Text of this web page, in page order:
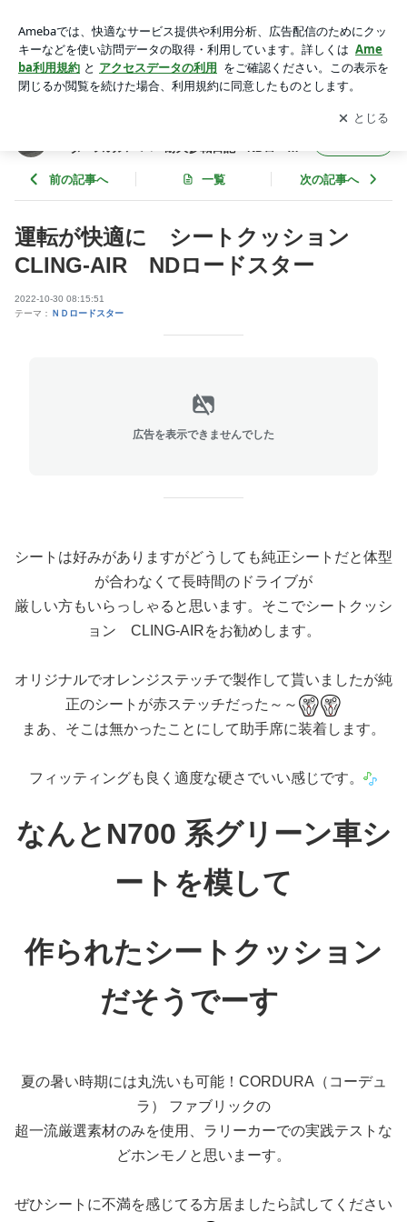
ター | 四国、愛媛にあるロードスター専門店村上モータースの
スーパー耐久参戦日記 NDロードスター 愛媛 四国
アプリをダウンロードして ブログの更新通知
を受け取りまし
ょう。
開く
ータースのスーパー耐久参戦日記 NDロード
前の記事へ 一覧 次の記事へ
運転が快適に シートクッション
CLING-AIR NDロードスター
2022-10-30 08:15:51
テーマ： ＮＤロードスター
広告を表示できませんでした
シートは好みがありますがどうしても純正シートだと体型
が合わなくて長時間のドライブが
厳しい方もいらっしゃると思います。そこでシートクッシ
ョン CLING-AIRをお勧めします。
オリジナルでオレンジステッチで製作して貰いましたが純
正のシートが赤ステッチだった～～
まあ、そこは無かったことにして助手席に装着します。
フィッティングも良く適度な硬さでいい感じです。
なんとN700 系グリーン車シ
ートを模して
作られたシートクッション
だそうでーす
夏の暑い時期には丸洗いも可能！CORDURA（コーデュ
ラ） ファブリックの
超一流厳選素材のみを使用、ラリーカーでの実践テストな
どホンモノと思いまーす。
ぜひシートに不満を感じてる方居ましたら試してください